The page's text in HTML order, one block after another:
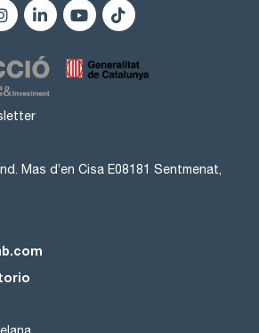
LCD de 7' para monitorear
SD y LAN/RS-232 (Lab 4.0 ready)
Mas d’en Cisa E08181 Sentmenat,